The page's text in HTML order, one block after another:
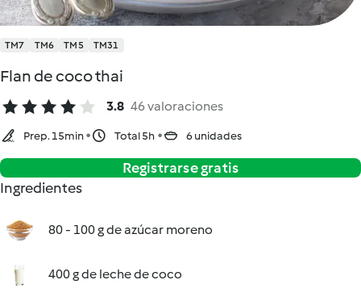
TM7 TM6 TM5 TM31
Flan de coco thai
3.8 46 valoraciones
Prep. 15min Total 5h 6 unidades
Registrarse gratis
Ingredientes
80 - 100 g de azúcar moreno
400 g de leche de coco